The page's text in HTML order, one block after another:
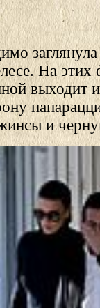
На этих
выходит
и